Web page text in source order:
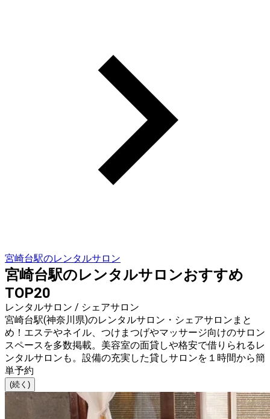
宮崎台駅のレンタルサロン
宮崎台駅のレンタルサロンおすすめ
TOP20
レンタルサロン / シェアサロン
宮崎台駅(神奈川県)のレンタルサロン・シェアサロンまと
め！エステやネイル、つけまつげやマッサージ向けのサロン
スペースを多数掲載。美容室の面貸しや格安で借りられるレ
ンタルサロンも。設備の充実した貸しサロンを１時間から簡
単予約
(続く)